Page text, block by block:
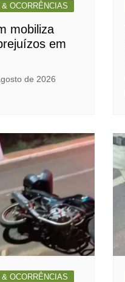
OCORRÊNCIAS
mobiliza
em
de 2026
OCORRÊNCIAS